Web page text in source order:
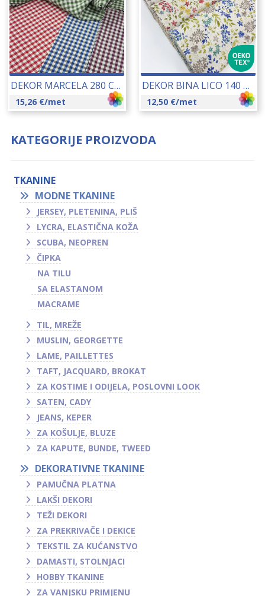
DEKOR MARCELA 280 CM 16101
15,26 €/met
DEKOR BINA LICO 140 CM 23232
12,50 €/met
KATEGORIJE PROIZVODA
TKANINE
MODNE TKANINE
JERSEY, PLETENINA, PLIŠ
LYCRA, ELASTIČNA KOŽA
SCUBA, NEOPREN
ČIPKA
NA TILU
SA ELASTANOM
MACRAME
TIL, MREŽE
MUSLIN, GEORGETTE
LAME, PAILLETTES
TAFT, JACQUARD, BROKAT
ZA KOSTIME I ODIJELA, POSLOVNI LOOK
SATEN, CADY
JEANS, KEPER
ZA KOŠULJE, BLUZE
ZA KAPUTE, BUNDE, TWEED
DEKORATIVNE TKANINE
PAMUČNA PLATNA
LAKŠI DEKORI
TEŽI DEKORI
ZA PREKRIVAČE I DEKICE
TEKSTIL ZA KUĆANSTVO
DAMASTI, STOLNJACI
HOBBY TKANINE
ZA VANJSKU PRIMJENU